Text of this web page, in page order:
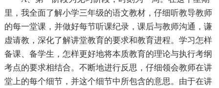
里，我全面了解小学三年级的语文教材，仔细听教导教师
的每一堂课，并做好每节听课纪录，课后与教师沟通，谦
虚请教，深化了解讲堂教育的要求和教育进程。学习怎样
备课、备学生，怎样更好地将本质教育的理论与执行考纲
考点的要求相结合。不断地进行反思，仔细领会教师在讲
堂上的每个细节，并这个细节中所包含的意思。由于在讲